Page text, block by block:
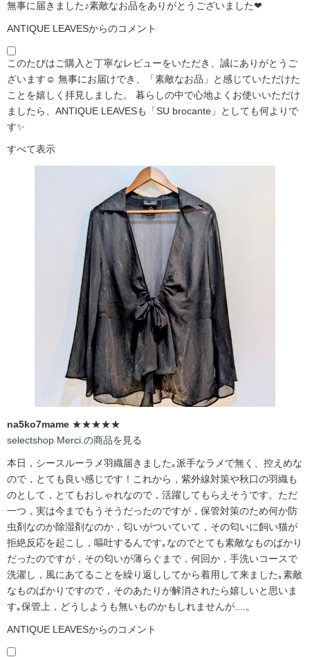
無事に届きました♪素敵なお品をありがとうございました❤
ANTIQUE LEAVESからのコメント
このたびはご購入と丁寧なレビューをいただき、誠にありがとうご
ざいます☺️ 無事にお届けでき、「素敵なお品」と感じていただけた
ことを嬉しく拝見しました。 暮らしの中で心地よくお使いいただけ
ましたら、ANTIQUE LEAVESも「SU brocante」としても何よりで
す✨
すべて表示
na5ko7mame ★★★★★
selectshop Merci.の商品を見る
本日，シースルーラメ羽織届きました｡派手なラメで無く、控えめな
ので，とても良い感じです！これから，紫外線対策や秋口の羽織も
のとして，とてもおしゃれなので，活躍してもらえそうです。ただ
一つ，実は今までもうそうだったのですが，保管対策のため何か防
虫剤なのか除湿剤なのか，匂いがついていて，その匂いに飼い猫が
拒絶反応を起こし，嘔吐するんです｡なのでとても素敵なものばかり
だったのですが，その匂いが薄らぐまで，何回か，手洗いコースで
洗濯し，風にあてることを繰り返ししてから着用して来ました｡素敵
なものばかりですので，そのあたりが解消されたら嬉しいと思いま
す｡保管上，どうしようも無いものかもしれませんが....。
ANTIQUE LEAVESからのコメント